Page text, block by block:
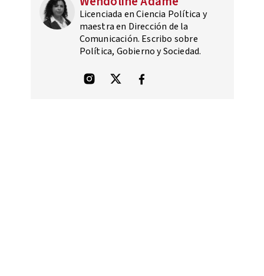
Licenciada en Ciencia Política y
maestra en Dirección de la
Comunicación. Escribo sobre
Política, Gobierno y Sociedad.